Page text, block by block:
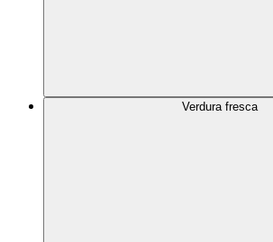
Verdura fresca